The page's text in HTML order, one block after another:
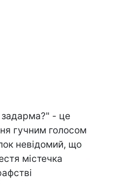
- це
гучним голосом
невідомий, що
містечка